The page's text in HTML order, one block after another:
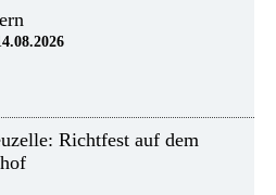
Richtfest auf dem